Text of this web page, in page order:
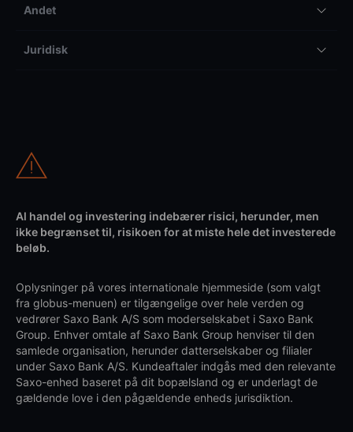
Andet
Juridisk
Al handel og investering indebærer risici, herunder, men
ikke begrænset til, risikoen for at miste hele det investerede
beløb.
Oplysninger på vores internationale hjemmeside (som valgt
fra globus-menuen) er tilgængelige over hele verden og
vedrører Saxo Bank A/S som moderselskabet i Saxo Bank
Group. Enhver omtale af Saxo Bank Group henviser til den
samlede organisation, herunder datterselskaber og filialer
under Saxo Bank A/S. Kundeaftaler indgås med den relevante
Saxo-enhed baseret på dit bopælsland og er underlagt de
gældende love i den pågældende enheds jurisdiktion.